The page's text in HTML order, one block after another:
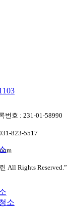
소
번호 : 231-01-58990
823-5517
All Rights Reserved.”